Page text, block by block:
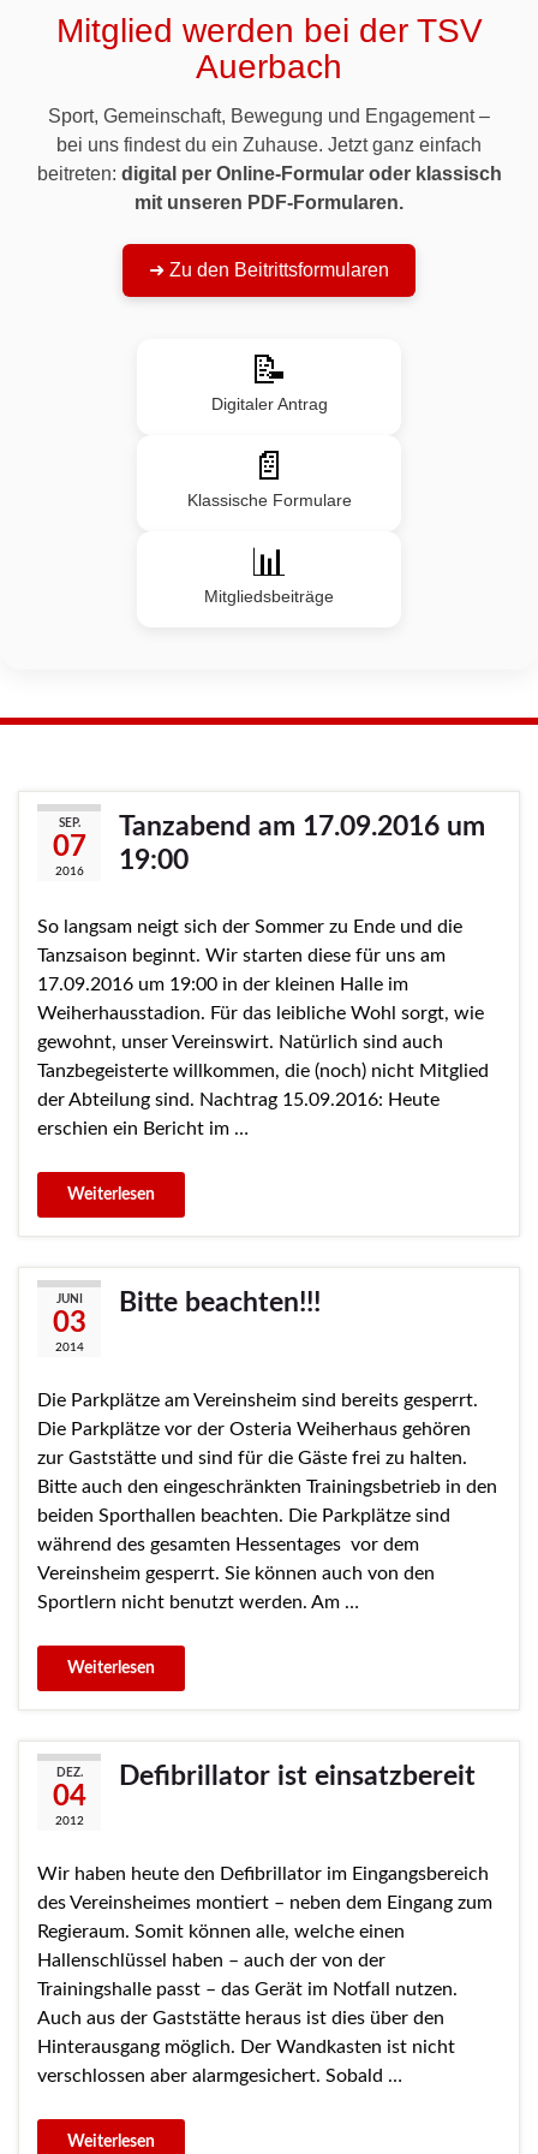
Mitglied werden bei der TSV
Auerbach
Sport, Gemeinschaft, Bewegung und Engagement –
bei uns findest du ein Zuhause. Jetzt ganz einfach
beitreten: digital per Online-Formular oder klassisch
mit unseren PDF-Formularen.
➜ Zu den Beitrittsformularen
📝
Digitaler Antrag
📄
Klassische Formulare
📊
Mitgliedsbeiträge
SEP.
07
2016
Tanzabend am 17.09.2016 um
19:00
So langsam neigt sich der Sommer zu Ende und die
Tanzsaison beginnt. Wir starten diese für uns am
17.09.2016 um 19:00 in der kleinen Halle im
Weiherhausstadion. Für das leibliche Wohl sorgt, wie
gewohnt, unser Vereinswirt. Natürlich sind auch
Tanzbegeisterte willkommen, die (noch) nicht Mitglied
der Abteilung sind. Nachtrag 15.09.2016: Heute
erschien ein Bericht im …
JUNI
03
2014
Bitte beachten!!!
Die Parkplätze am Vereinsheim sind bereits gesperrt.
Die Parkplätze vor der Osteria Weiherhaus gehören
zur Gaststätte und sind für die Gäste frei zu halten.
Bitte auch den eingeschränkten Trainingsbetrieb in den
beiden Sporthallen beachten. Die Parkplätze sind
während des gesamten Hessentages vor dem
Vereinsheim gesperrt. Sie können auch von den
Sportlern nicht benutzt werden. Am …
DEZ.
04
2012
Defibrillator ist einsatzbereit
Wir haben heute den Defibrillator im Eingangsbereich
des Vereinsheimes montiert – neben dem Eingang zum
Regieraum. Somit können alle, welche einen
Hallenschlüssel haben – auch der von der
Trainingshalle passt – das Gerät im Notfall nutzen.
Auch aus der Gaststätte heraus ist dies über den
Hinterausgang möglich. Der Wandkasten ist nicht
verschlossen aber alarmgesichert. Sobald …